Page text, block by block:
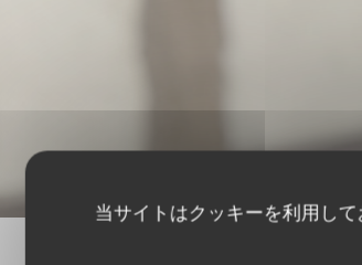
当サイトはクッキーを利用し